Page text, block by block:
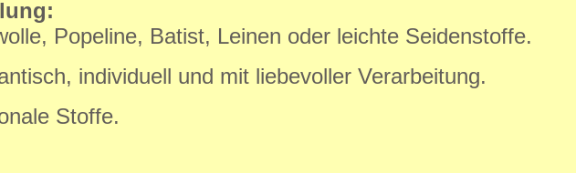
Popeline, Batist, Leinen oder leichte Seidenstoffe.
individuell und mit liebevoller Verarbeitung.
Stoffe.